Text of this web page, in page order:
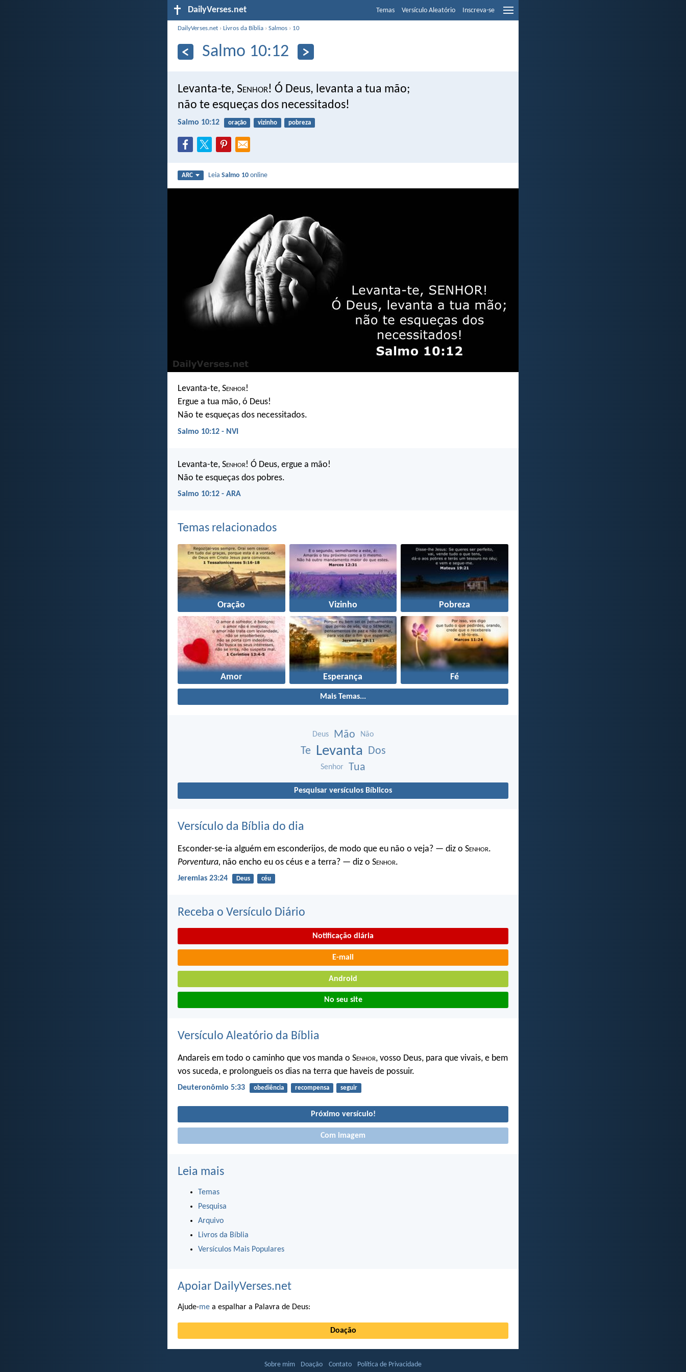
DailyVerses.net Temas Versículo Aleatório Inscreva-se
DailyVerses.net ›Livros da Bíblia ›Salmos › 10
Salmo 10:12
Levanta-te, Senhor! Ó Deus, levanta a tua mão;
não te esqueças dos necessitados!
Salmo 10:12 oração vizinho pobreza
ARC LeiaSalmo 10 online
Levanta-te, Senhor!
Ergue a tua mão, ó Deus!
Não te esqueças dos necessitados.
Salmo 10:12 - NVI
Levanta-te, Senhor! Ó Deus, ergue a mão!
Não te esqueças dos pobres.
Salmo 10:12 - ARA
Temas relacionados
Oração Vizinho Pobreza
Amor Esperança Fé
Mais Temas...
Deus Mão Não
Te Levanta Dos
Senhor Tua
Pesquisar versículos Bíblicos
Versículo da Bíblia do dia
Esconder-se-ia alguém em esconderijos, de modo que eu não o veja? — diz o Senhor.
Porventura, não encho eu os céus e a terra? — diz o Senhor.
Jeremias 23:24 Deus céu
Receba o Versículo Diário
Notificação diária
E-mail
Android
No seu site
Versículo Aleatório da Bíblia
Andareis em todo o caminho que vos manda o Senhor, vosso Deus, para que vivais, e bem
vos suceda, e prolongueis os dias na terra que haveis de possuir.
Deuteronômio 5:33 obediência recompensa seguir
Próximo versículo!
Com imagem
Leia mais
Temas
Pesquisa
Arquivo
Livros da Bíblia
Versículos Mais Populares
Apoiar DailyVerses.net
Ajude-me a espalhar a Palavra de Deus:
Doação
Sobre mim Doação Contato Política de Privacidade